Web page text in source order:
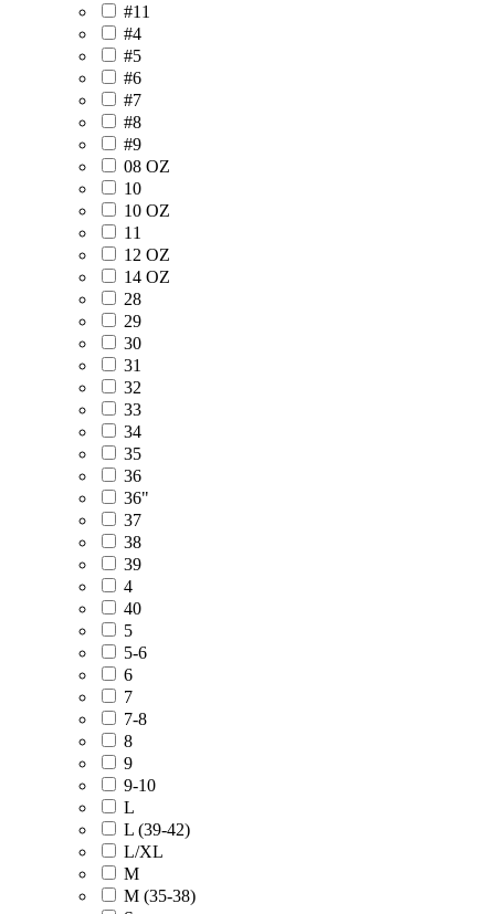
#11
#4
#5
#6
#7
#8
#9
08 OZ
10
10 OZ
11
12 OZ
14 OZ
28
29
30
31
32
33
34
35
36
36"
37
38
39
4
40
5
5-6
6
7
7-8
8
9
9-10
L
L (39-42)
L/XL
M
M (35-38)